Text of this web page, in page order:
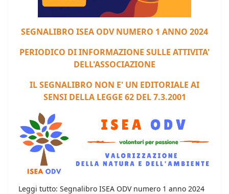
SEGNALIBRO ISEA ODV NUMERO 1 ANNO 2024
PERIODICO DI INFORMAZIONE SULLE ATTIVITA'
DELL'ASSOCIAZIONE
IL SEGNALIBRO NON E' UN EDITORIALE AI
SENSI DELLA LEGGE 62 DEL 7.3.2001
Leggi tutto: Segnalibro ISEA ODV numero 1 anno 2024